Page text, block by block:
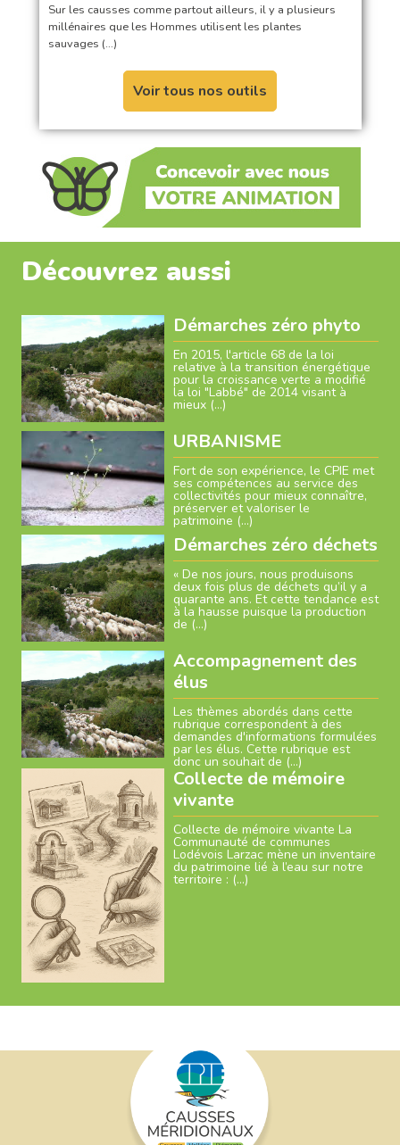
Sur les causses comme partout ailleurs, il y a plusieurs
millénaires que les Hommes utilisent les plantes
sauvages (…)
Voir tous nos outils
Découvrez aussi
Démarches zéro phyto
En 2015, l'article 68 de la loi
relative à la transition énergétique
pour la croissance verte a modifié
la loi "Labbé" de 2014 visant à
mieux (…)
URBANISME
Fort de son expérience, le CPIE met
ses compétences au service des
collectivités pour mieux connaître,
préserver et valoriser le
patrimoine (…)
Démarches zéro déchets
« De nos jours, nous produisons
deux fois plus de déchets qu’il y a
quarante ans. Et cette tendance est
à la hausse puisque la production
de (…)
Accompagnement des
élus
Les thèmes abordés dans cette
rubrique correspondent à des
demandes d'informations formulées
par les élus. Cette rubrique est
donc un souhait de (…)
Collecte de mémoire
vivante
Collecte de mémoire vivante La
Communauté de communes
Lodévois Larzac mène un inventaire
du patrimoine lié à l’eau sur notre
territoire : (…)